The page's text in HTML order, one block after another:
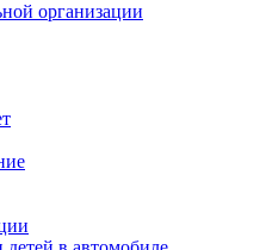
организации